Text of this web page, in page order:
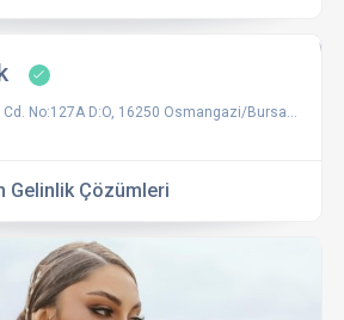
No:127A D:O, 16250 Osmangazi/Bursa, Türkiye
Gelinlik Çözümleri